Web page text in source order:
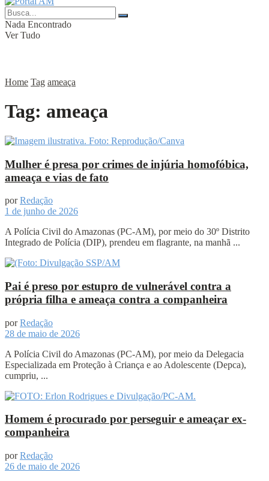
Nada Encontrado
Ver Tudo
Home Tag ameaça
Tag: ameaça
Mulher é presa por crimes de injúria homofóbica,
ameaça e vias de fato
por Redação
1 de junho de 2026
A Polícia Civil do Amazonas (PC-AM), por meio do 30º Distrito
Integrado de Polícia (DIP), prendeu em flagrante, na manhã ...
Pai é preso por estupro de vulnerável contra a
própria filha e ameaça contra a companheira
por Redação
28 de maio de 2026
A Polícia Civil do Amazonas (PC-AM), por meio da Delegacia
Especializada em Proteção à Criança e ao Adolescente (Depca),
cumpriu, ...
Homem é procurado por perseguir e ameaçar ex-
companheira
por Redação
26 de maio de 2026